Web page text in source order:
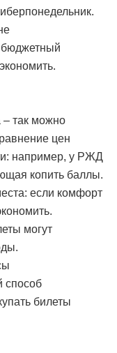
бюджетный
– так можно
цен
например, у РЖД
копить баллы.
если комфорт
могут
способ
билеты